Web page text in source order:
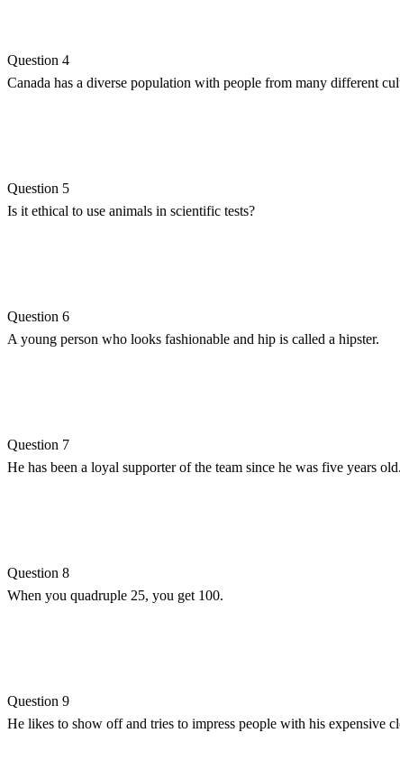
Question 4
Canada has a diverse population with people from many different
Question 5
Is it ethical to use animals in scientific tests?
Question 6
A young person who looks fashionable and hip is called a hipster.
Question 7
He has been a loyal supporter of the team since he was five years old.
Question 8
When you quadruple 25, you get 100.
Question 9
He likes to show off and tries to impress people with his expensive